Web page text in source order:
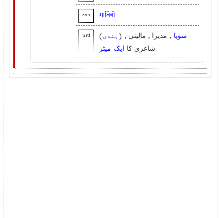
san मानिनी
urd ( سویا , مدیرا , مالینی , ( ہندی
شاعری کا ایک میٹر